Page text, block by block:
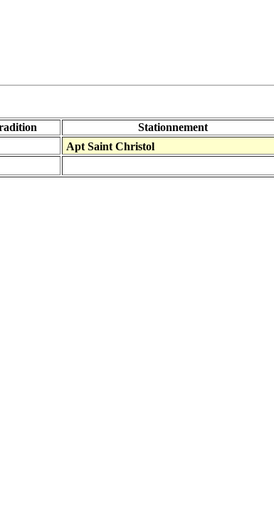
Stationnement
Apt Saint Christol